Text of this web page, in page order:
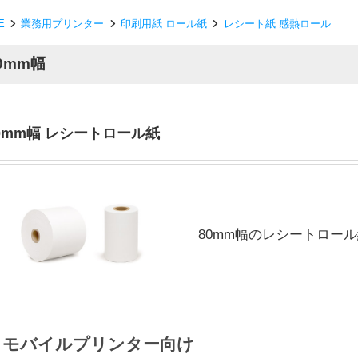
業務用プリンター 印刷用紙 ロール紙 レシート紙 感熱ロール
幅
幅 レシートロール紙
80mm幅のレシートロール
モバイルプリンター向け